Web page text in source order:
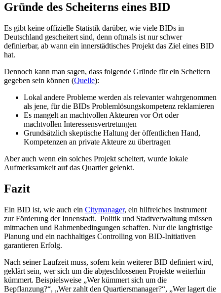
Gründe des Scheiterns eines BID
Es gibt keine offizielle Statistik darüber, wie viele BIDs in
Deutschland gescheitert sind, denn oftmals ist nur schwer
definierbar, ab wann ein innerstädtisches Projekt das Ziel eines BID
hat.
Dennoch kann man sagen, dass folgende Gründe für ein Scheitern
gegeben sein können (Quelle):
Lokal andere Probleme werden als relevanter wahrgenommen
als jene, für die BIDs Problemlösungskompetenz reklamieren
Es mangelt an machtvollen Akteuren vor Ort oder
machtvollen Interessensvertretungen
Grundsätzlich skeptische Haltung der öffentlichen Hand,
Kompetenzen an private Akteure zu übertragen
Aber auch wenn ein solches Projekt scheitert, wurde lokale
Aufmerksamkeit auf das Quartier gelenkt.
Fazit
Ein BID ist, wie auch ein Citymanager, ein hilfreiches Instrument
zur Förderung der Innenstadt. Politik und Stadtverwaltung müssen
mitmachen und Rahmenbedingungen schaffen. Nur die langfristige
Planung und ein nachhaltiges Controlling von BID-Initiativen
garantieren Erfolg.
Nach seiner Laufzeit muss, sofern kein weiterer BID definiert wird,
geklärt sein, wer sich um die abgeschlossenen Projekte weiterhin
kümmert. Beispielsweise „Wer kümmert sich um die
Bepflanzung?“, „Wer zahlt den Quartiersmanager?“, „Wer lagert die